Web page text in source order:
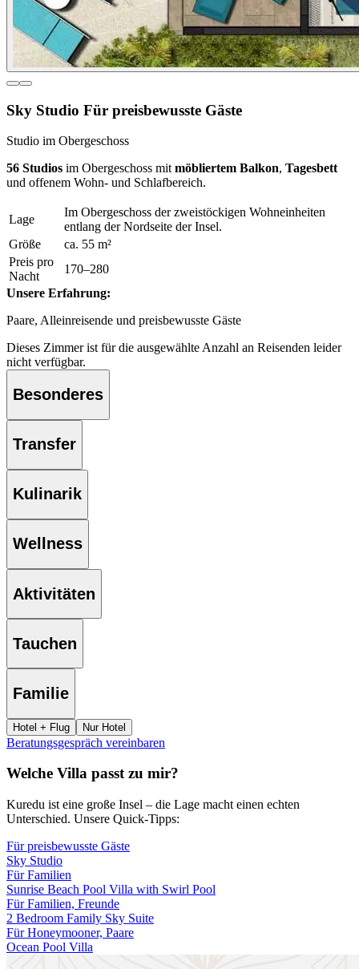
Sky Studio Für preisbewusste Gäste
Studio im Obergeschoss
56 Studios im Obergeschoss mit möbliertem Balkon, Tagesbett
und offenem Wohn- und Schlafbereich.
Lage
Im Obergeschoss der zweistöckigen Wohneinheiten
entlang der Nordseite der Insel.
Größe
ca. 55 m²
Preis pro
Nacht
170–280
Unsere Erfahrung:
Paare, Alleinreisende und preisbewusste Gäste
Dieses Zimmer ist für die ausgewählte Anzahl an Reisenden leider
nicht verfügbar.
Besonderes
Transfer
Kulinarik
Wellness
Aktivitäten
Tauchen
Familie
Hotel + Flug Nur Hotel
Beratungsgespräch vereinbaren
Welche Villa passt zu mir?
Kuredu ist eine große Insel – die Lage macht einen echten
Unterschied. Unsere Quick-Tipps:
Für preisbewusste Gäste
Sky Studio
Für Familien
Sunrise Beach Pool Villa with Swirl Pool
Für Familien, Freunde
2 Bedroom Family Sky Suite
Für Honeymooner, Paare
Ocean Pool Villa